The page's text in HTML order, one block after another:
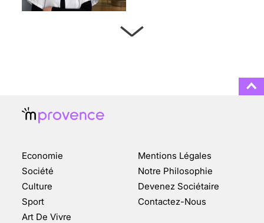
CHANGEMENT DE SEXE :
DES DEMANDES
TOUJOURS PLUS
NOMBREUSES
Economie
Société
Culture
Sport
Art De Vivre
Mentions Légales
Notre Philosophie
Devenez Sociétaire
Contactez-Nous